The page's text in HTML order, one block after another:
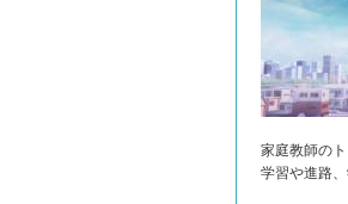
家庭教師の
学習や進路